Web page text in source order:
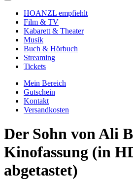
HOANZL empfiehlt
Film & TV
Kabarett & Theater
Musik
Buch & Hörbuch
Streaming
Tickets
Mein Bereich
Gutschein
Kontakt
Versandkosten
Der Sohn von Ali
Kinofassung (in
abgetastet)